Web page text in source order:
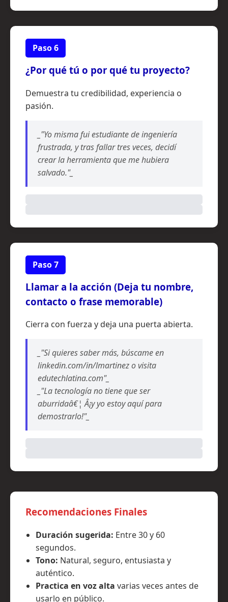
Paso 6
¿Por qué tú o por qué tu proyecto?
Demuestra tu credibilidad, experiencia o
pasión.
_"Yo misma fui estudiante de ingeniería
frustrada, y tras fallar tres veces, decidí
crear la herramienta que me hubiera
salvado."_
Paso 7
Llamar a la acción (Deja tu nombre,
contacto o frase memorable)
Cierra con fuerza y deja una puerta abierta.
_"Si quieres saber más, búscame en
linkedin.com/in/lmartinez o visita
edutechlatina.com"_
_"La tecnología no tiene que ser
aburridaâ€¦ Â¡y yo estoy aquí para
demostrarlo!"_
Recomendaciones Finales
Duración sugerida: Entre 30 y 60
segundos.
Tono: Natural, seguro, entusiasta y
auténtico.
Practica en voz alta varias veces antes de
usarlo en público.